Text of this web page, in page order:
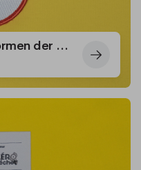
Das Abzeichen der Uniformen der ESF-Instruktoren